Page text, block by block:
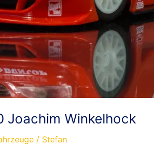
Joachim Winkelhock
/ Stefan